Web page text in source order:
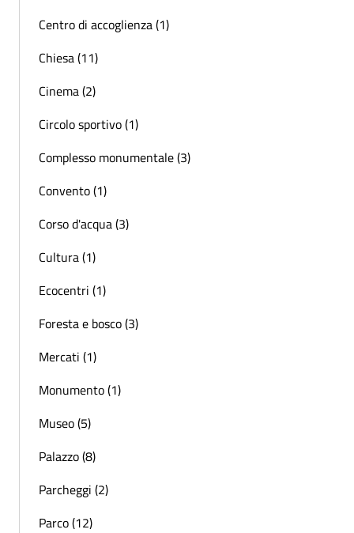
Centro di accoglienza (1)
Chiesa (11)
Cinema (2)
Circolo sportivo (1)
Complesso monumentale (3)
Convento (1)
Corso d'acqua (3)
Cultura (1)
Ecocentri (1)
Foresta e bosco (3)
Mercati (1)
Monumento (1)
Museo (5)
Palazzo (8)
Parcheggi (2)
Parco (12)